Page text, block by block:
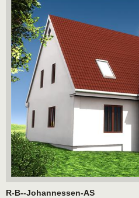
R-B--Johannessen-AS